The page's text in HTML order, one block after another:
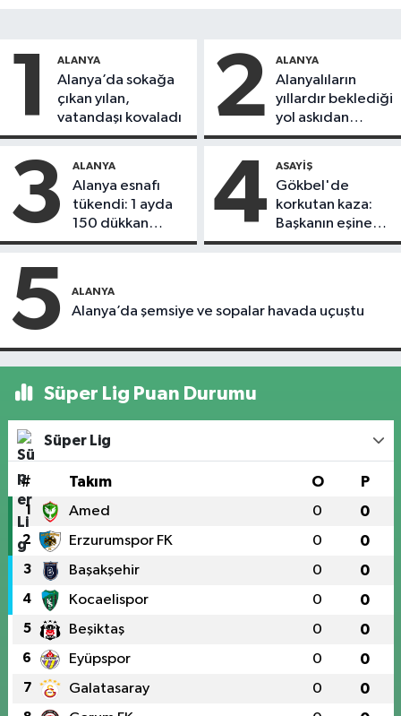
1 ALANYA
Alanya’da sokağa
çıkan yılan,
vatandaşı kovaladı
2 ALANYA
Alanyalıların
yıllardır beklediği
yol askıdan
döndü
3 ALANYA
Alanya esnafı
tükendi: 1 ayda
150 dükkan
kapandı
4 ASAYIŞ
Gökbel'de
korkutan kaza:
Başkanın eşine
motosiklet çarptı
5 ALANYA
Alanya’da şemsiye ve sopalar havada uçuştu
Süper Lig Puan Durumu
Süper Lig
# Takım O P
1 Amed 0 0
2 Erzurumspor FK 0 0
3 Başakşehir 0 0
4 Kocaelispor 0 0
5 Beşiktaş 0 0
6 Eyüpspor 0 0
7 Galatasaray 0 0